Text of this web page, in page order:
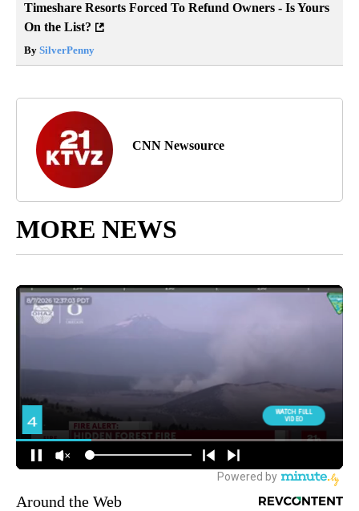
Timeshare Resorts Forced To Refund Owners - Is Yours
On the List?
By SilverPenny
CNN Newsource
MORE NEWS
Around the Web